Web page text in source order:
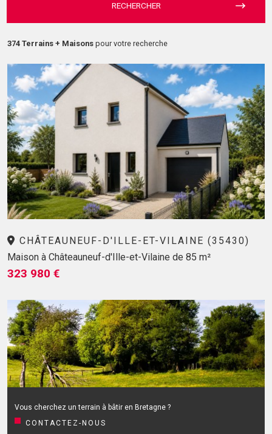
RECHERCHER
374 Terrains + Maisons pour votre recherche
CHÂTEAUNEUF-D'ILLE-ET-VILAINE (35430)
Maison à Châteauneuf-d'Ille-et-Vilaine de 85 m²
323 980 €
Vous cherchez un terrain à bâtir en Bretagne ?
CONTACTEZ-NOUS